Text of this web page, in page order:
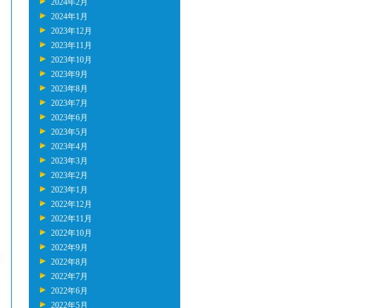
2024年2月
2024年1月
2023年12月
2023年11月
2023年10月
2023年9月
2023年8月
2023年7月
2023年6月
2023年5月
2023年4月
2023年3月
2023年2月
2023年1月
2022年12月
2022年11月
2022年10月
2022年9月
2022年8月
2022年7月
2022年6月
2022年5月